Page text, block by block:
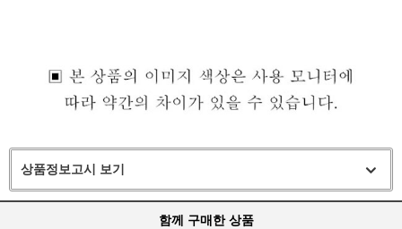
상품정보고시 보기
함께 구매한 상품